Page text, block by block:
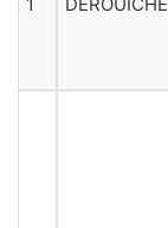
1 DEROUICHE